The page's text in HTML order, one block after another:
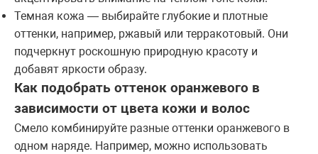
Темная кожа — выбирайте глубокие и плотные
оттенки, например, ржавый или терракотовый. Они
подчеркнут роскошную природную красоту и
добавят яркости образу.
Как подобрать оттенок оранжевого в
зависимости от цвета кожи и волос
Смело комбинируйте разные оттенки оранжевого в
одном наряде. Например, можно использовать